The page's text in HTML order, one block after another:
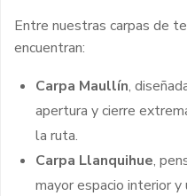
Entre nuestras carpas de
encuentran:
Carpa Maullín,
apertura y cierre
la ruta.
Carpa Llanquihue,
mayor espacio interior